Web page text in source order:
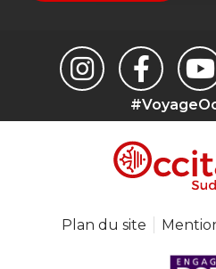
Plan du site